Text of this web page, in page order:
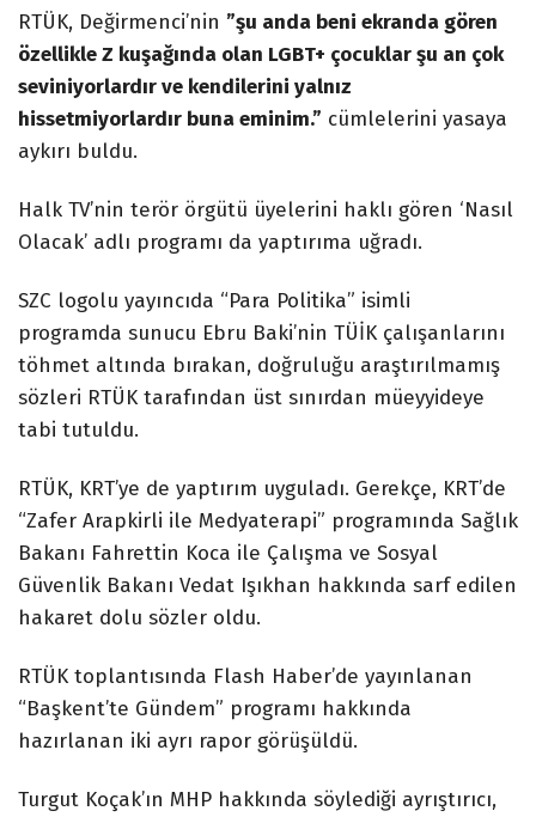
RTÜK, Değirmenci’nin ”şu anda beni ekranda gören
özellikle Z kuşağında olan LGBT+ çocuklar şu an çok
seviniyorlardır ve kendilerini yalnız
hissetmiyorlardır buna eminim.” cümlelerini yasaya
aykırı buldu.
Halk TV’nin terör örgütü üyelerini haklı gören ‘Nasıl
Olacak’ adlı programı da yaptırıma uğradı.
SZC logolu yayıncıda “Para Politika” isimli
programda sunucu Ebru Baki’nin TÜİK çalışanlarını
töhmet altında bırakan, doğruluğu araştırılmamış
sözleri RTÜK tarafından üst sınırdan müeyyideye
tabi tutuldu.
RTÜK, KRT’ye de yaptırım uyguladı. Gerekçe, KRT’de
“Zafer Arapkirli ile Medyaterapi” programında Sağlık
Bakanı Fahrettin Koca ile Çalışma ve Sosyal
Güvenlik Bakanı Vedat Işıkhan hakkında sarf edilen
hakaret dolu sözler oldu.
RTÜK toplantısında Flash Haber’de yayınlanan
“Başkent’te Gündem” programı hakkında
hazırlanan iki ayrı rapor görüşüldü.
Turgut Koçak’ın MHP hakkında söylediği ayrıştırıcı,